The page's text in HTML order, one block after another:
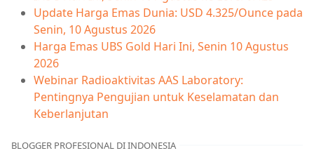
Update Harga Emas Dunia: USD 4.325/Ounce pada
Senin, 10 Agustus 2026
Harga Emas UBS Gold Hari Ini, Senin 10 Agustus
2026
Webinar Radioaktivitas AAS Laboratory:
Pentingnya Pengujian untuk Keselamatan dan
Keberlanjutan
BLOGGER PROFESIONAL DI INDONESIA